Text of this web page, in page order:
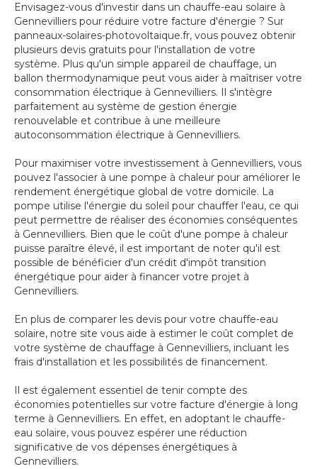
Envisagez-vous d'investir dans un chauffe-eau solaire à
Gennevilliers pour réduire votre facture d'énergie ? Sur
panneaux-solaires-photovoltaique.fr, vous pouvez obtenir
plusieurs devis gratuits pour l'installation de votre
système. Plus qu'un simple appareil de chauffage, un
ballon thermodynamique peut vous aider à maîtriser votre
consommation électrique à Gennevilliers. Il s'intègre
parfaitement au système de gestion énergie
renouvelable et contribue à une meilleure
autoconsommation électrique à Gennevilliers.
Pour maximiser votre investissement à Gennevilliers, vous
pouvez l'associer à une pompe à chaleur pour améliorer le
rendement énergétique global de votre domicile. La
pompe utilise l'énergie du soleil pour chauffer l'eau, ce qui
peut permettre de réaliser des économies conséquentes
à Gennevilliers. Bien que le coût d'une pompe à chaleur
puisse paraître élevé, il est important de noter qu'il est
possible de bénéficier d'un crédit d'impôt transition
énergétique pour aider à financer votre projet à
Gennevilliers.
En plus de comparer les devis pour votre chauffe-eau
solaire, notre site vous aide à estimer le coût complet de
votre système de chauffage à Gennevilliers, incluant les
frais d'installation et les possibilités de financement.
Il est également essentiel de tenir compte des
économies potentielles sur votre facture d'énergie à long
terme à Gennevilliers. En effet, en adoptant le chauffe-
eau solaire, vous pouvez espérer une réduction
significative de vos dépenses énergétiques à
Gennevilliers.